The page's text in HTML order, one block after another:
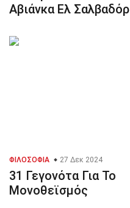
Αβιάνκα Ελ Σαλβαδόρ
ΦΙΛΟΣΟΦΊΑ 27 Δεκ 2024
31 Γεγονότα Για Το
Μονοθεϊσμός